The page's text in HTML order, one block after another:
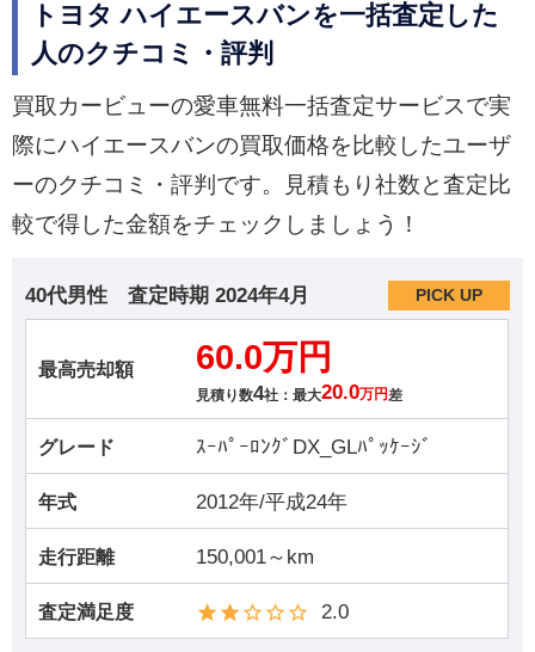
トヨタ ハイエースバンを一括査定した
人のクチコミ・評判
買取カービューの愛車無料一括査定サービスで実
際にハイエースバンの買取価格を比較したユーザ
ーのクチコミ・評判です。見積もり社数と査定比
較で得した金額をチェックしましょう！
40代男性 査定時期 2024年4月 PICK UP
最高売却額 60.0万円
見積り数4社：最大20.0万円 差
グレード ｽｰﾊﾟｰﾛﾝｸﾞDX_GLﾊﾟｯｹｰｼﾞ
年式 2012年/平成24年
走行距離 150,001～km
査定満足度 2.0